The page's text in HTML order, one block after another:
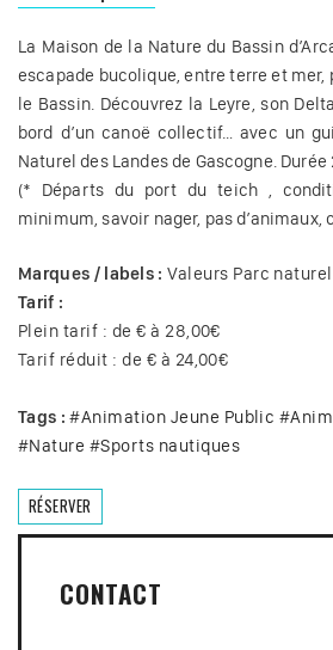
La Maison de la Nature du Bassin
escapade bucolique, entre terre et mer,
le Bassin. Découvrez la Leyre, son
bord d’un canoë collectif… avec un
Naturel des Landes de Gascogne. Durée
(* Départs du port du teich ,
minimum, savoir nager, pas d’animaux,
Marques / labels : Valeurs Parc
Tarif :
Plein tarif : de € à 28,00€
Tarif réduit : de € à 24,00€
Tags : #Animation Jeune Public #
#Nature #Sports nautiques
RÉSERVER
CONTACT